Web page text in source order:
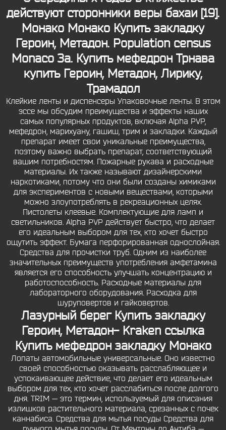
действуют сторонники веры бахаи [19].
Монако Монако Купить закладку
Героин, Метадон. Population census
Monaco За. Купить мефедрон Трнава
купить Героин, Метадон, Лирику,
Трамадол
Клейкие ленты и диспенсеры Упаковочные ленты. В этом
эссе мы обсудим преимущества и эффекты наших
самых популярных продуктов, включая Alpha PVP,
мефедрон, марихуану, гашиш, трим и закладки. Каждый
препарат имеет свои уникальные преимущества,
поэтому важно выбрать препарат, соответствующий
вашим потребностям. Пожарные рукава и расходные
материалы. Их также называют дизайнерскими
наркотиками, потому что они были созданы химиками
для экспериментов с новыми веществами, которыми
можно злоупотреблять в рекреационных целях.
Пистолеты клеевые. Комплектующие для ламп и
светильников. Alpha PVP действует быстро, что делает
его идеальным выбором для тех, кто хочет быстро
ощутить эффект. Бумага перфорированная однослойная.
Средства для прочистки труб. Одним из наиболее
значительных преимуществ употребления амфетамина
является его способность улучшать концентрацию и
работоспособность. Расходные материалы для
лабораторного оборудования. Расходка для
шуруповертов и гайковертов.
Лазурный берег Купить закладку
Героин, Метадон- Kraken ссылка
Купить мефедрон закладку Монако
Лопаты автомобильные универсальные. Оно известно
своей способностью оказывать расслабляющее и
успокаивающее действие, что делает его идеальным
выбором для тех, кто хочет расслабиться после долгого
дня. TRIM — это термин, используемый для описания
излишков растительного материала, срезанных с почек
каннабиса. Средства для мытья посуды Средства для